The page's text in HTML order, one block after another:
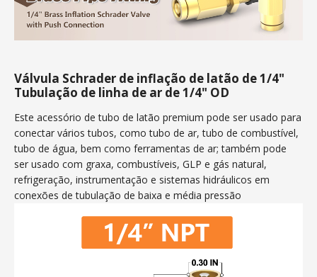
Válvula Schrader de inflação de latão de 1/4"
Tubulação de linha de ar de 1/4" OD
Este acessório de tubo de latão premium pode ser usado para
conectar vários tubos, como tubo de ar, tubo de combustível,
tubo de água, bem como ferramentas de ar; também pode
ser usado com graxa, combustíveis, GLP e gás natural,
refrigeração, instrumentação e sistemas hidráulicos em
conexões de tubulação de baixa e média pressão